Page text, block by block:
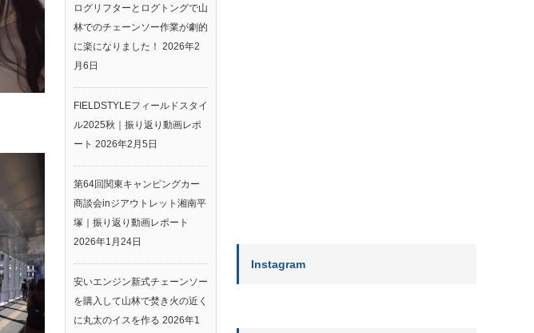
ログリフターとログトングで山
林でのチェーンソー作業が劇的
に楽になりました！ 2026年2
月6日
FIELDSTYLEフィールドスタイ
ル2025秋｜振り返り動画レポ
ート 2026年2月5日
第64回関東キャンピングカー
商談会inジアウトレット湘南平
塚｜振り返り動画レポート
2026年1月24日
安いエンジン新式チェーンソー
を購入して山林で焚き火の近く
に丸太のイスを作る 2026年1
Instagram